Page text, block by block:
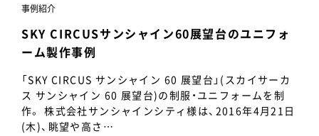
事例紹介
SKY CIRCUSサンシャイン60展望台のユニフォ
ーム製作事例
「SKY CIRCUS サンシャイン 60 展望台」(スカイサーカ
ス サンシャイン 60 展望台)の制服・ユニフォームを制
作。 株式会社サンシャインシティ様は、2016年4月21日
(木)、眺望や高さ…